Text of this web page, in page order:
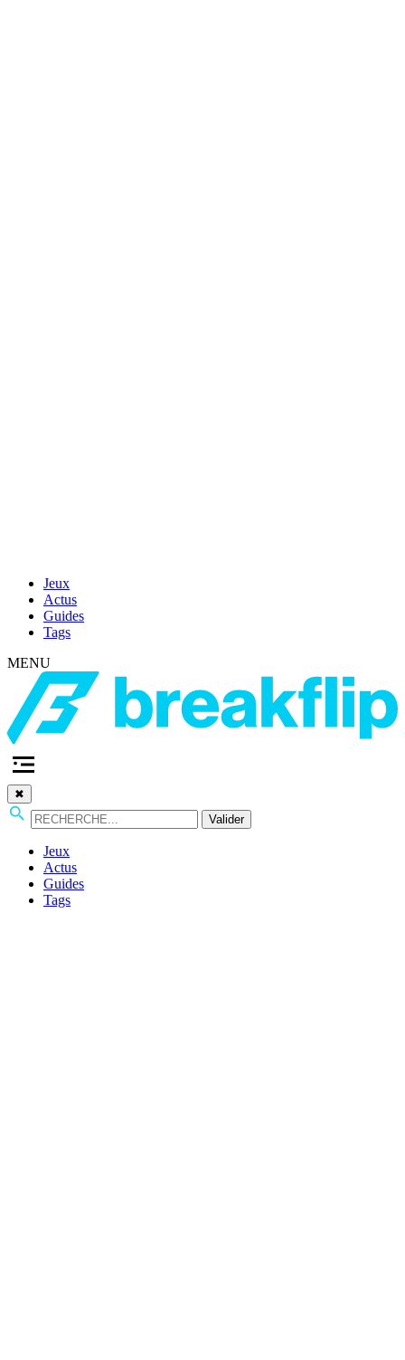
Jeux
Actus
Guides
Tags
MENU
✖
Valider
Jeux
Actus
Guides
Tags